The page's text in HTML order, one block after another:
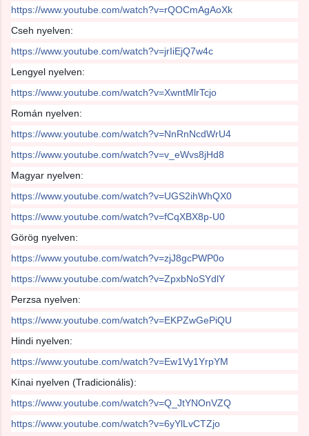
https://www.youtube.com/watch?v=rQOCmAgAoXk
Cseh nyelven:
https://www.youtube.com/watch?v=jrIiEjQ7w4c
Lengyel nyelven:
https://www.youtube.com/watch?v=XwntMlrTcjo
Román nyelven:
https://www.youtube.com/watch?v=NnRnNcdWrU4
https://www.youtube.com/watch?v=v_eWvs8jHd8
Magyar nyelven:
https://www.youtube.com/watch?v=UGS2ihWhQX0
https://www.youtube.com/watch?v=fCqXBX8p-U0
Görög nyelven:
https://www.youtube.com/watch?v=zjJ8gcPWP0o
https://www.youtube.com/watch?v=ZpxbNoSYdlY
Perzsa nyelven:
https://www.youtube.com/watch?v=EKPZwGePiQU
Hindi nyelven:
https://www.youtube.com/watch?v=Ew1Vy1YrpYM
Kínai nyelven (Tradicionális):
https://www.youtube.com/watch?v=Q_JtYNOnVZQ
https://www.youtube.com/watch?v=6yYlLvCTZjo